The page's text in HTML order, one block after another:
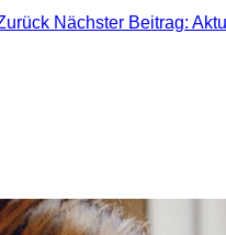
Nächster Beitrag: